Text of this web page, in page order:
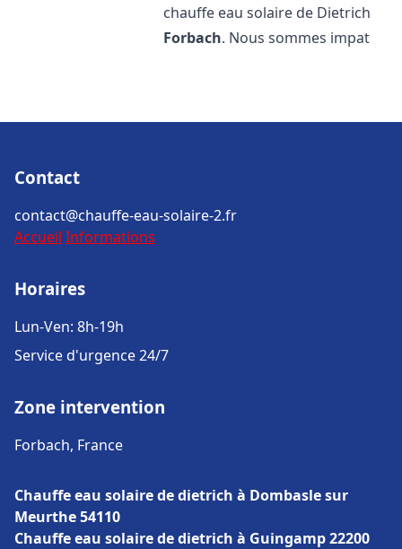
chauffe eau solaire de Dietrich
Forbach. Nous sommes impat
Contact
contact@chauffe-eau-solaire-2.fr
Accueil Informations
Horaires
Lun-Ven: 8h-19h
Service d'urgence 24/7
Zone intervention
Forbach, France
Chauffe eau solaire de dietrich à Dombasle sur
Meurthe 54110
Chauffe eau solaire de dietrich à Guingamp 22200